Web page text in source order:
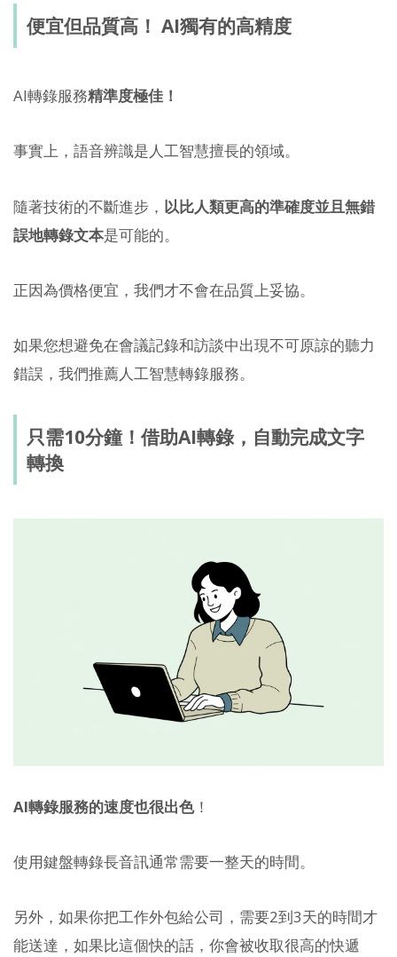
便宜但品質高！ AI獨有的高精度
AI轉錄服務精準度極佳！
事實上，語音辨識是人工智慧擅長的領域。
隨著技術的不斷進步， 以比人類更高的準確度並且無錯
誤地轉錄文本是可能的。
正因為價格便宜，我們才不會在品質上妥協。
如果您想避免在會議記錄和訪談中出現不可原諒的聽力
錯誤，我們推薦人工智慧轉錄服務。
只需10分鐘！借助AI轉錄，自動完成文字
轉換
AI轉錄服務的速度也很出色！
使用鍵盤轉錄長音訊通常需要一整天的時間。
另外，如果你把工作外包給公司，需要2到3天的時間才
能送達，如果比這個快的話，你會被收取很高的快遞